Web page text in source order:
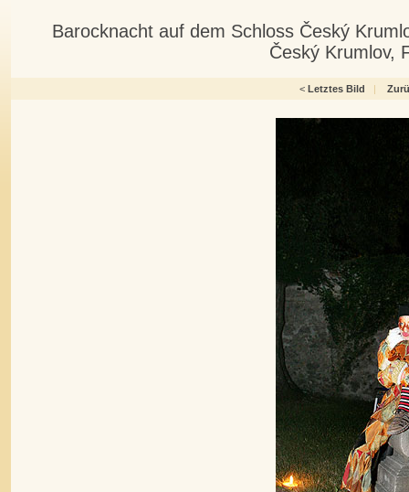
Barocknacht auf dem Schloss Český
Český Krumlov,
< Letztes Bild |